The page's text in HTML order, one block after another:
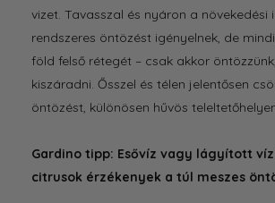
vizet. Tavasszal és nyáron a növekedési
rendszeres öntözést igényelnek, de
föld felső rétegét – csak akkor
kiszáradni. Ősszel és télen jelentősen
öntözést, különösen hűvös
Gardino tipp: Esővíz vagy lágyított
citrusok érzékenyek a túl meszes